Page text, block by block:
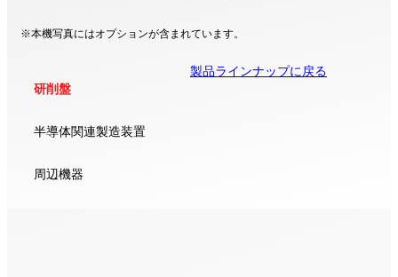
※本機写真にはオプションが含まれています。
研削盤
半導体関連製造装置
周辺機器
製品ラインナップに戻る